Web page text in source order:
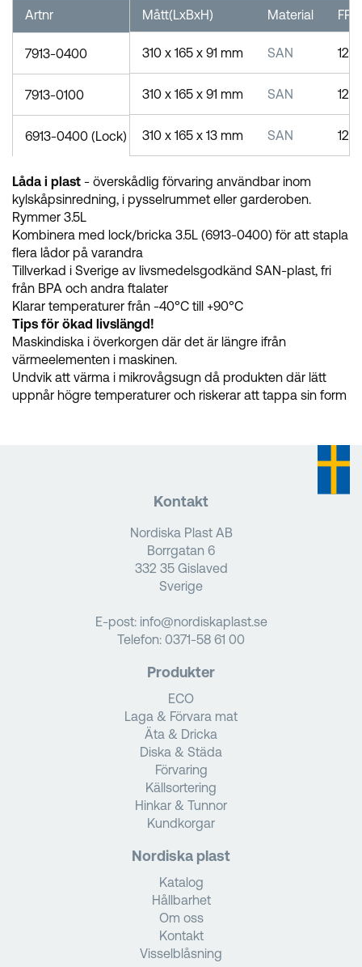
Mått(LxBxH) Material FP
310 x 165 x 91 mm SAN 12
310 x 165 x 91 mm SAN 12
310 x 165 x 13 mm SAN 12/
Artnr
7913-0400
7913-0100
6913-0400 (Lock)
Låda i plast - överskådlig förvaring användbar inom
kylskåpsinredning, i pysselrummet eller garderoben.
Rymmer 3.5L
Kombinera med lock/bricka 3.5L (6913-0400) för att stapla
flera lådor på varandra
Tillverkad i Sverige av livsmedelsgodkänd SAN-plast, fri
från BPA och andra ftalater
Klarar temperaturer från -40°C till +90°C
Tips för ökad livslängd!
Maskindiska i överkorgen där det är längre ifrån
värmeelementen i maskinen.
Undvik att värma i mikrovågsugn då produkten där lätt
uppnår högre temperaturer och riskerar att tappa sin form
Kontakt
Nordiska Plast AB
Borrgatan 6
332 35 Gislaved
Sverige
E-post: info@nordiskaplast.se
Telefon: 0371-58 61 00
Produkter
ECO
Laga & Förvara mat
Äta & Dricka
Diska & Städa
Förvaring
Källsortering
Hinkar & Tunnor
Kundkorgar
Nordiska plast
Katalog
Hållbarhet
Om oss
Kontakt
Visselblåsning